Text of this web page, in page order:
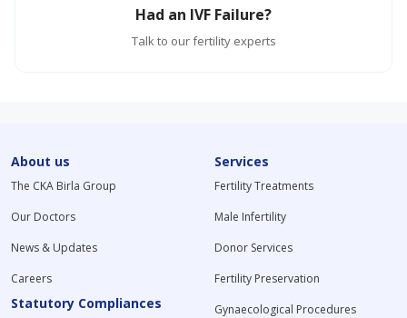
Had an IVF Failure?
Talk to our fertility experts
About us
The CKA Birla Group
Our Doctors
News & Updates
Careers
Statutory Compliances
Services
Fertility Treatments
Male Infertility
Donor Services
Fertility Preservation
Gynaecological Procedures